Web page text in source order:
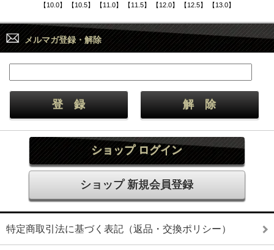
【10.0】 【10.5】 【11.0】 【11.5】 【12.0】 【12.5】 【13.0】
メルマガ登録・解除
ショップ ログイン
ショップ 新規会員登録
特定商取引法に基づく表記（返品・交換ポリシー）